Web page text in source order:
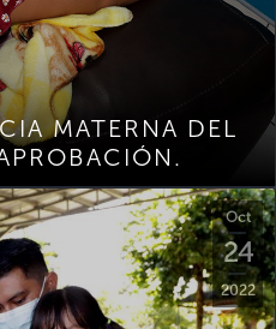
MATERNA DEL
Oct
24
2022